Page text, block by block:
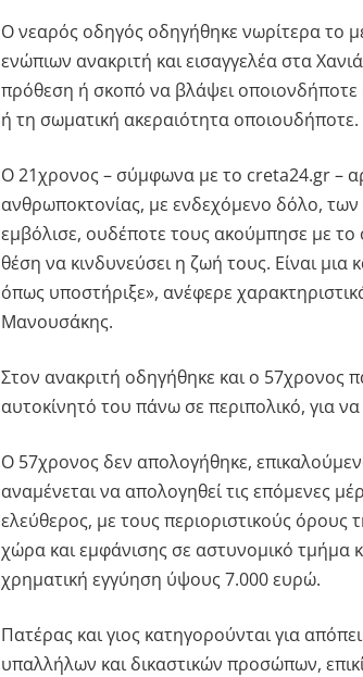
Ο νεαρός οδηγός οδηγήθηκε νωρίτερα το
ενώπιων ανακριτή και εισαγγελέα στα
πρόθεση ή σκοπό να βλάψει οποιονδήποτε
ή τη σωματική ακεραιότητα οποιουδήποτε.
Ο 21χρονος – σύμφωνα με το creta24.gr –
ανθρωποκτονίας, με ενδεχόμενο δόλο,
εμβόλισε, ουδέποτε τους ακούμπησε με
θέση να κινδυνεύσει η ζωή τους. Είναι μια
όπως υποστήριξε», ανέφερε
Μανουσάκης.
Στον ανακριτή οδηγήθηκε και ο 57χρονος
αυτοκίνητό του πάνω σε περιπολικό, για
O 57χρονος δεν απολογήθηκε,
αναμένεται να απολογηθεί τις επόμενες
ελεύθερος, με τους περιοριστικούς
χώρα και εμφάνισης σε αστυνομικό τμήμα
χρηματική εγγύηση ύψους 7.000 ευρώ.
Πατέρας και γιος κατηγορούνται για
υπαλλήλων και δικαστικών προσώπων,